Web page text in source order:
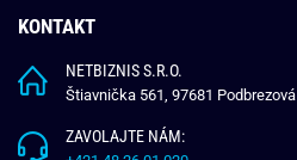
KONTAKT
NETBIZNIS S.R.O.
Štiavnička 561, 97681 Podbrezová
ZAVOLAJTE NÁM: